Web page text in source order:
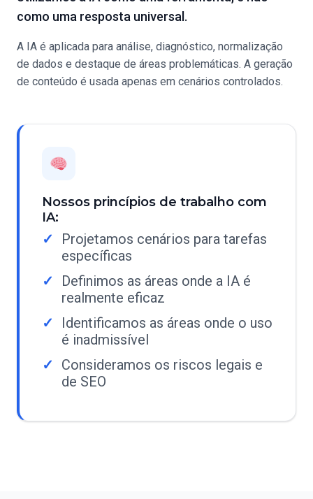
como uma resposta universal.
A IA é aplicada para análise, diagnóstico, normalização
de dados e destaque de áreas problemáticas. A geração
de conteúdo é usada apenas em cenários controlados.
Nossos princípios de trabalho com
IA:
Projetamos cenários para tarefas
específicas
Definimos as áreas onde a IA é
realmente eficaz
Identificamos as áreas onde o uso
é inadmissível
Consideramos os riscos legais e
de SEO